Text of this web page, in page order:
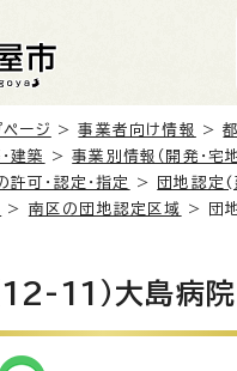
ページ >事業者向け情報 >
建築 >事業別情報（開発・宅
可・認定・指定 >
団地認定(
> 南区の団地認定区域
> 団
12-11）大島病院